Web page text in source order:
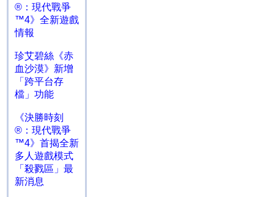
®：現代戰爭
™4》全新遊戲
情報
珍艾碧絲《赤
血沙漠》新增
「跨平台存
檔」功能
《決勝時刻
®：現代戰爭
™4》首揭全新
多人遊戲模式
「殺戮區」最
新消息